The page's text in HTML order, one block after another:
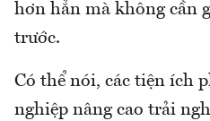
hơn hẳn mà không cần
trước.
Có thể nói, các tiện ích
nghiệp nâng cao trải